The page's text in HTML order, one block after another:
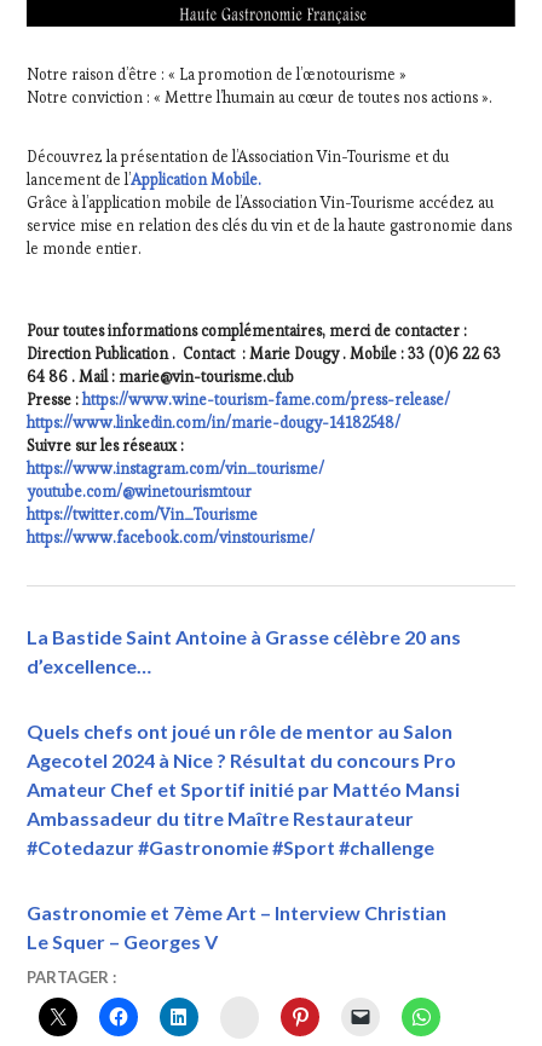
Notre raison d’être : « La promotion de l’œnotourisme »
Notre conviction : « Mettre l’humain au cœur de toutes nos actions ».
Découvrez la présentation de l’Association Vin-Tourisme et du
lancement de l’Application Mobile.
Grâce à l’application mobile de l’Association Vin-Tourisme accédez au
service mise en relation des clés du vin et de la haute gastronomie dans
le monde entier.
Pour toutes informations complémentaires, merci de contacter :
Direction Publication . Contact : Marie Dougy . Mobile : 33 (0)6 22 63
64 86 . Mail : marie@vin-tourisme.club
Presse :https://www.wine-tourism-fame.com/press-release/
https://www.linkedin.com/in/marie-dougy-14182548/
Suivre sur les réseaux :
https://www.instagram.com/vin_tourisme/
youtube.com/@winetourismtour
https://twitter.com/Vin_Tourisme
https://www.facebook.com/vinstourisme/
La Bastide Saint Antoine à Grasse célèbre 20 ans
d’excellence…
Quels chefs ont joué un rôle de mentor au Salon
Agecotel 2024 à Nice ? Résultat du concours Pro
Amateur Chef et Sportif initié par Mattéo Mansi
Ambassadeur du titre Maître Restaurateur
#Cotedazur #Gastronomie #Sport #challenge
Gastronomie et 7ème Art – Interview Christian
Le Squer – Georges V
17
MARS
2024
VINTOURISME
#VINTOURISME
#WINETOURISMFAME
#WINETOURISMTOUR
PARTAGER :
INSTAGRAM